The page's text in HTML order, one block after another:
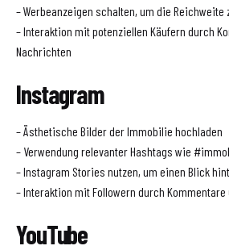
– Werbeanzeigen schalten, um die Reichweite
– Interaktion mit potenziellen Käufern durch
Nachrichten
Instagram
– Ästhetische Bilder der Immobilie hochladen
– Verwendung relevanter Hashtags wie
– Instagram Stories nutzen, um einen Blick
– Interaktion mit Followern durch
YouTube